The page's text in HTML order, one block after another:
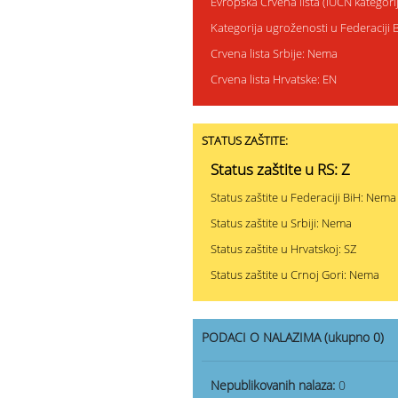
Kategorija ugroženosti u Federaciji
Crvena lista Srbije: Nema
Crvena lista Hrvatske: EN
STATUS ZAŠTITE:
Status zaštite u RS: Z
Status zaštite u Federaciji BiH: Nema
Status zaštite u Srbiji: Nema
Status zaštite u Hrvatskoj: SZ
Status zaštite u Crnoj Gori: Nema
PODACI O NALAZIMA (ukupno 0)
Nepublikovanih nalaza: 0